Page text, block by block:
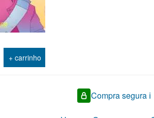
+ carrinho
Compra segura ℹ️